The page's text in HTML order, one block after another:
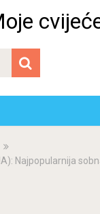
Najpopularnija